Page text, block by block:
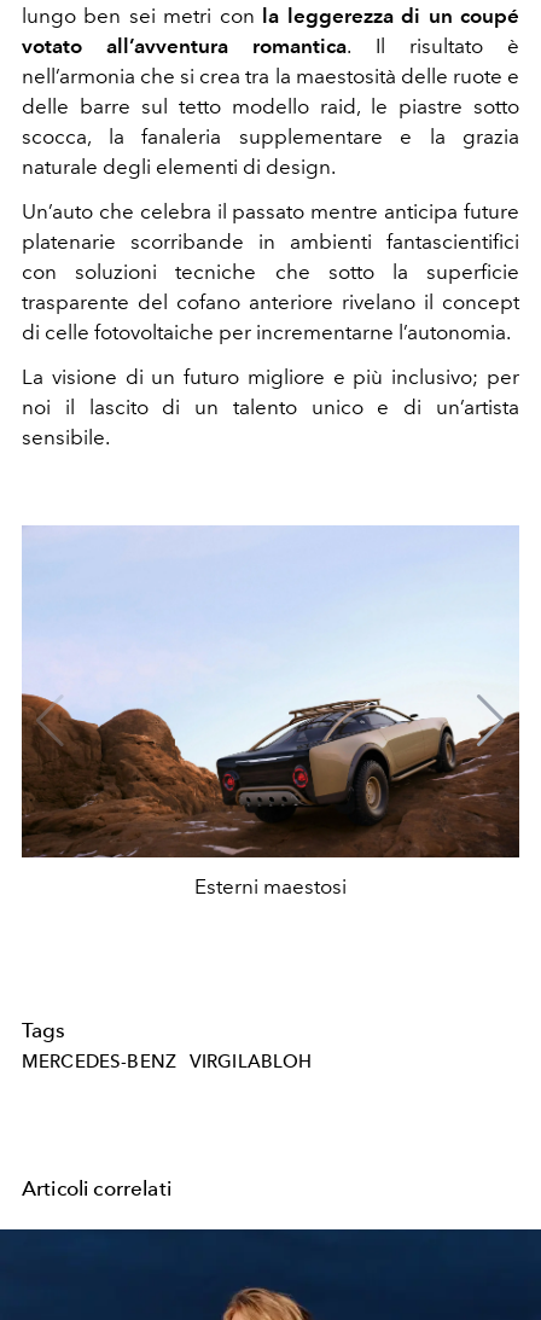
lungo ben sei metri con la leggerezza di un coupé
votato all’avventura romantica. Il risultato è
nell’armonia che si crea tra la maestosità delle ruote e
delle barre sul tetto modello raid, le piastre sotto
scocca, la fanaleria supplementare e la grazia
naturale degli elementi di design.
Un’auto che celebra il passato mentre anticipa future
platenarie scorribande in ambienti fantascientifici
con soluzioni tecniche che sotto la superficie
trasparente del cofano anteriore rivelano il concept
di celle fotovoltaiche per incrementarne l’autonomia.
La visione di un futuro migliore e più inclusivo; per
noi il lascito di un talento unico e di un’artista
sensibile.
Esterni maestosi
Tags
MERCEDES-BENZ VIRGILABLOH
Articoli correlati